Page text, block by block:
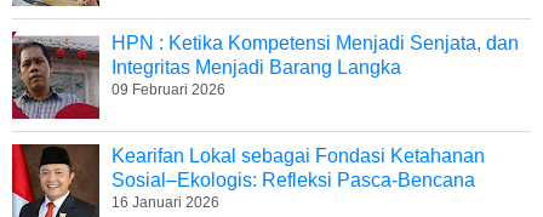
HPN : Ketika Kompetensi Menjadi Senjata, dan
Integritas Menjadi Barang Langka
09 Februari 2026
Kearifan Lokal sebagai Fondasi Ketahanan
Sosial–Ekologis: Refleksi Pasca-Bencana
16 Januari 2026